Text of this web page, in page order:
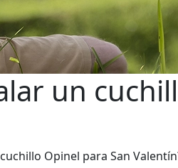
un
Opinel para San